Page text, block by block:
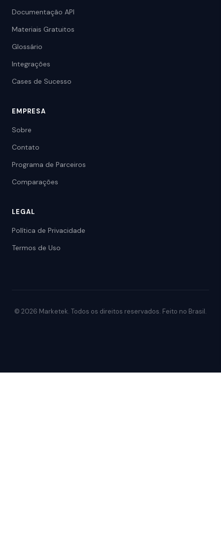
Documentação API
Materiais Gratuitos
Glossário
Integrações
Cases de Sucesso
EMPRESA
Sobre
Contato
Programa de Parceiros
Comparações
LEGAL
Política de Privacidade
Termos de Uso
© 2026 Marketek. Todos os direitos reservados. Feito no Brasil.